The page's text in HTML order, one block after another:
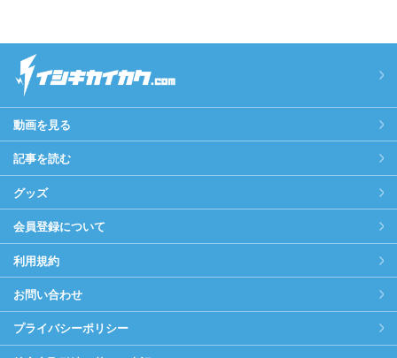
動画を見る
記事を読む
グッズ
会員登録について
利用規約
お問い合わせ
プライバシーポリシー